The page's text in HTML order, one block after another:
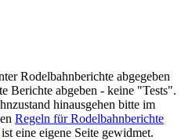
Rodelbahnberichte abgegeben
Berichte abgeben - keine "Tests".
hinausgehen bitte im
Regeln für Rodelbahnberichte
ist eine eigene Seite gewidmet.